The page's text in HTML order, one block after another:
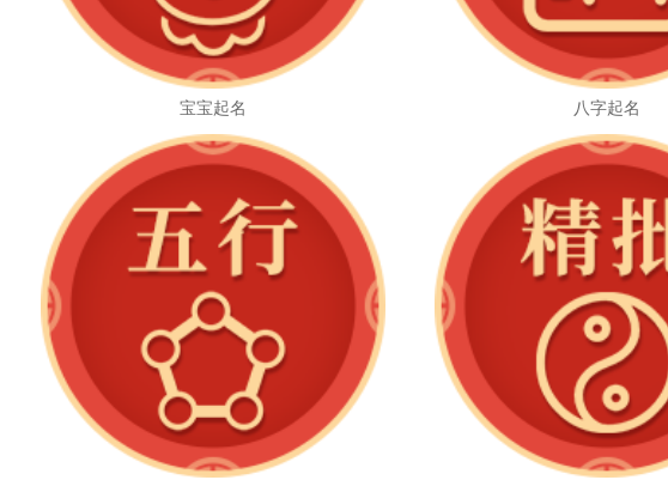
宝宝起名 八字起名